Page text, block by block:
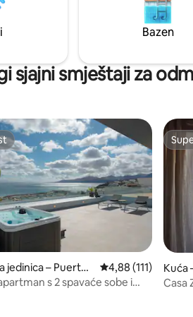
i panoramskom okruženju,
privatnost i mir.
Bazen
sjajni smještaji za
recenzija: 60
jedinica – Puerto
Prosječna ocjena:
4,88 (111)
s 2 spavaće sobe i
Kuća
Casa